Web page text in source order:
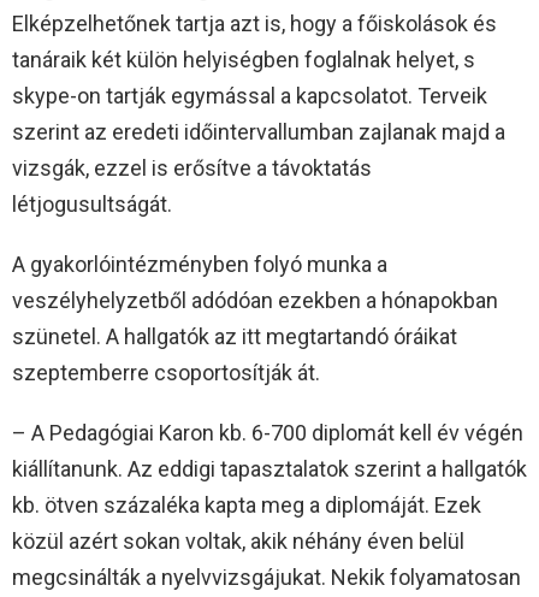
Elképzelhetőnek tartja azt is, hogy a főiskolások és
tanáraik két külön helyiségben foglalnak helyet, s
skype-on tartják egymással a kapcsolatot. Terveik
szerint az eredeti időintervallumban zajlanak majd a
vizsgák, ezzel is erősítve a távoktatás
létjogusultságát.
A gyakorlóintézményben folyó munka a
veszélyhelyzetből adódóan ezekben a hónapokban
szünetel. A hallgatók az itt megtartandó óráikat
szeptemberre csoportosítják át.
– A Pedagógiai Karon kb. 6-700 diplomát kell év végén
kiállítanunk. Az eddigi tapasztalatok szerint a hallgatók
kb. ötven százaléka kapta meg a diplomáját. Ezek
közül azért sokan voltak, akik néhány éven belül
megcsinálták a nyelvvizsgájukat. Nekik folyamatosan